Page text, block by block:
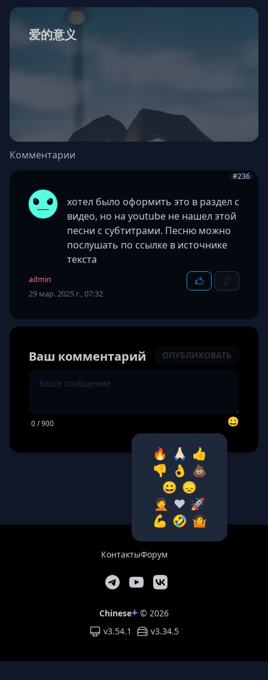
爱的意义
Комментарии
#236
хотел было оформить это в раздел с
видео, но на youtube не нашел этой
песни с субтитрами. Песню можно
послушать по ссылке в источнике
текста
admin
29 мар. 2025 г., 07:32
Ваш комментарий ОПУБЛИКОВАТЬ
0/ 900 😀
🔥 🙏🏻 👍
👎 👌 💩
😀 😞
🤦‍ ❤️ 🚀
💪 🤣 🤷‍
КонтактыФорум
Chinese+ © 2026
v3.54.1
v3.34.5